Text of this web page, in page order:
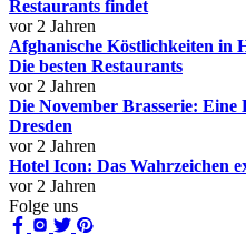
Restaurants findet
vor 2 Jahren
Afghanische Köstlichkeiten in
Die besten Restaurants
vor 2 Jahren
Die November Brasserie: Eine
Dresden
vor 2 Jahren
Hotel Icon: Das Wahrzeichen
vor 2 Jahren
Folge uns